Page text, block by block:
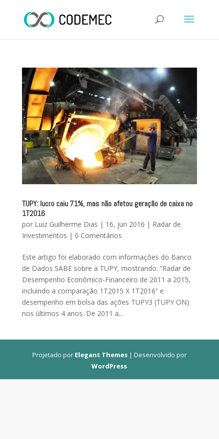
TUPY: lucro caiu 71%, mas não afetou geração de caixa no
1T2016
por Luiz Guilherme Dias | 16, jun 2016 | Radar de
Investimentos | 0 Comentários
Este artigo foi elaborado com informações do Banco
de Dados SABE sobre a TUPY, mostrando: “Radar de
Desempenho Econômico-Financeiro de 2011 a 2015,
incluindo a comparação 1T2015 X 1T2016” e
desempenho em bolsa das ações TUPY3 (TUPY ON)
nos últimos 4 anos. De 2011 a...
Projetado por Elegant Themes| Desenvolvido por
WordPress